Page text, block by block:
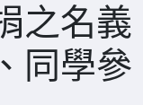
之名義
同學參